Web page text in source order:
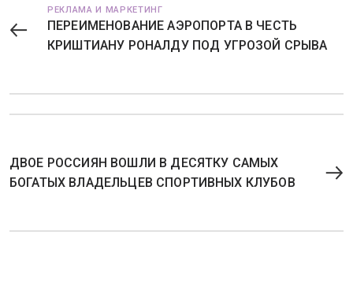
РЕКЛАМА И МАРКЕТИНГ
ПЕРЕИМЕНОВАНИЕ АЭРОПОРТА В ЧЕСТЬ
КРИШТИАНУ РОНАЛДУ ПОД УГРОЗОЙ СРЫВА
ДВОЕ РОССИЯН ВОШЛИ В ДЕСЯТКУ САМЫХ
БОГАТЫХ ВЛАДЕЛЬЦЕВ СПОРТИВНЫХ КЛУБОВ